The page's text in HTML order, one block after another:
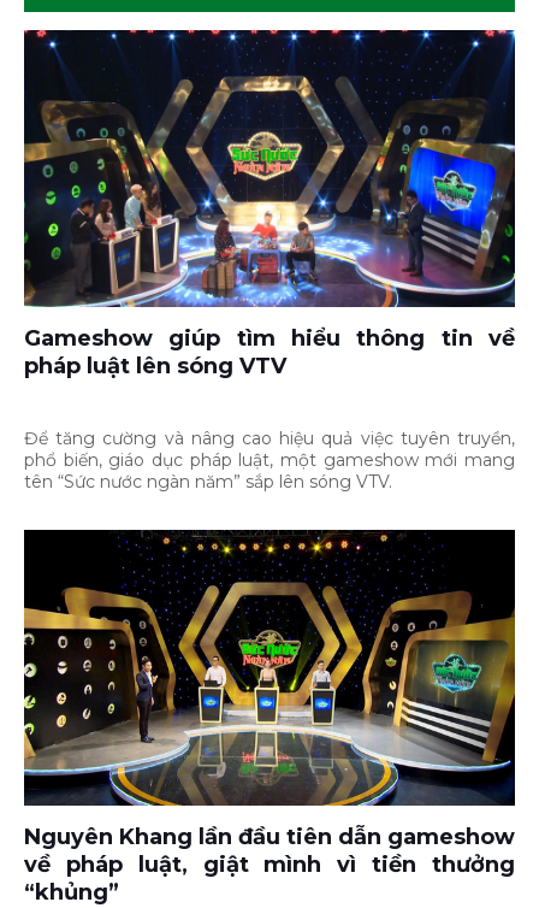
Gameshow giúp tìm hiểu thông tin về
pháp luật lên sóng VTV
Để tăng cường và nâng cao hiệu quả việc tuyên truyền,
phổ biến, giáo dục pháp luật, một gameshow mới mang
tên “Sức nước ngàn năm” sắp lên sóng VTV.
Nguyên Khang lần đầu tiên dẫn gameshow
về pháp luật, giật mình vì tiền thưởng
“khủng”